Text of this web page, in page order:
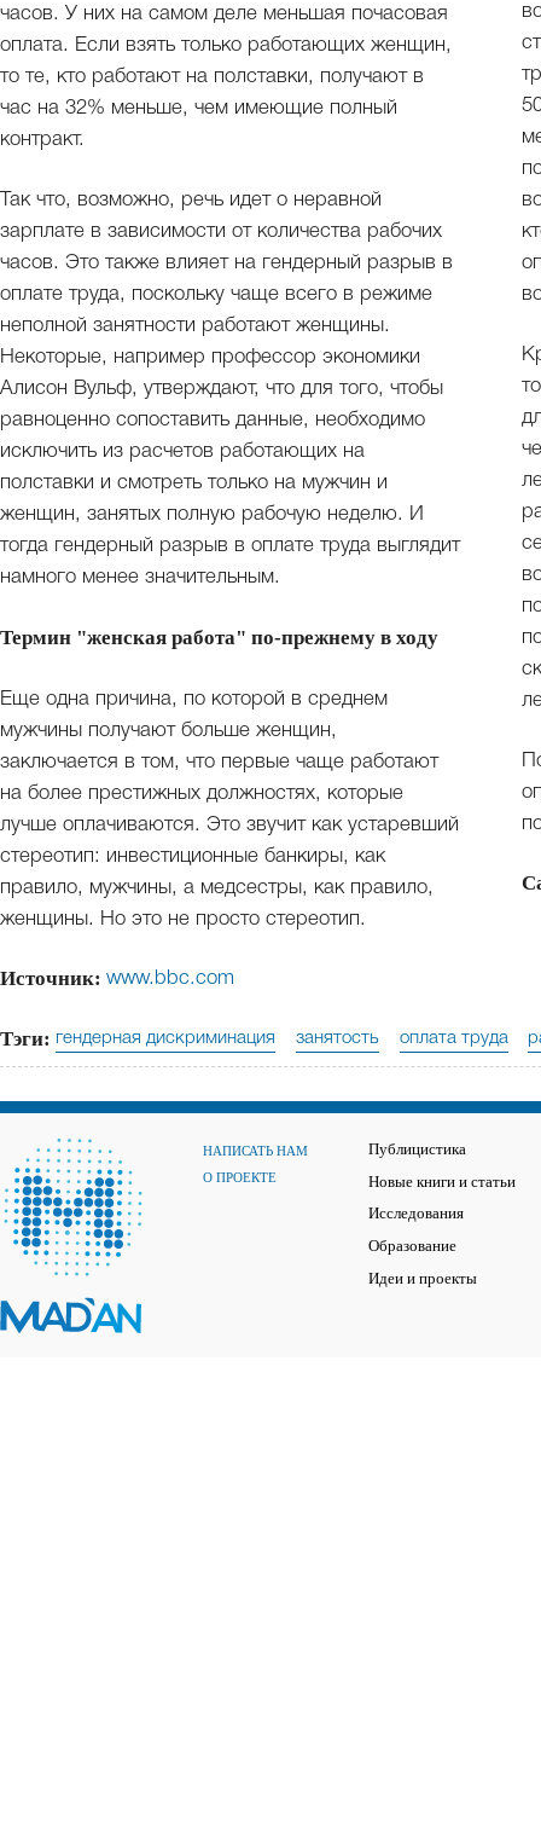
часов. У них на самом деле меньшая почасовая
оплата. Если взять только работающих женщин,
то те, кто работают на полставки, получают в
час на 32% меньше, чем имеющие полный
контракт.
Так что, возможно, речь идет о неравной
зарплате в зависимости от количества рабочих
часов. Это также влияет на гендерный разрыв в
оплате труда, поскольку чаще всего в режиме
неполной занятности работают женщины.
Некоторые, например профессор экономики
Алисон Вульф, утверждают, что для того, чтобы
равноценно сопоставить данные, необходимо
исключить из расчетов работающих на
полставки и смотреть только на мужчин и
женщин, занятых полную рабочую неделю. И
тогда гендерный разрыв в оплате труда выглядит
намного менее значительным.
Термин "женская работа" по-прежнему в ходу
Еще одна причина, по которой в среднем
мужчины получают больше женщин,
заключается в том, что первые чаще работают
на более престижных должностях, которые
лучше оплачиваются. Это звучит как устаревший
стереотип: инвестиционные банкиры, как
правило, мужчины, а медсестры, как правило,
женщины. Но это не просто стереотип.
Источник: www.bbc.com
Тэги: гендерная дискриминация занятость оплата труда
НАПИСАТЬ НАМ
О ПРОЕКТЕ
Публицистика
Новые книги и статьи
Исследования
Образование
Идеи и проекты